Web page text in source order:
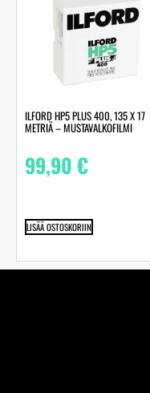
ILFORD HP5 PLUS 400, 135 X 17
METRIÄ – MUSTAVALKOFILMI
99,90€
LISÄÄ OSTOSKORIIN